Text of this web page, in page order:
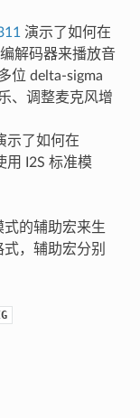
演示了如何在
解码器来播放音
位 delta-sigma
、调整麦克风增
示了如何在
用 I2S 标准模
的辅助宏来生
，辅助宏分别